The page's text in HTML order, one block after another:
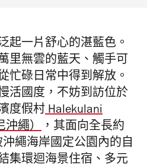
起一片舒心的湛藍色。
里無雲的藍天、觸手可
忙碌日常中得到解放。
活國度，不妨到訪位於
度假村Halekulani
沖繩） ，其面向全長約
沖繩海岸國定公園內的自
集環迴海景住宿、多元